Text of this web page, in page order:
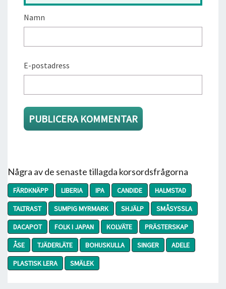
Namn
E-postadress
Några av de senaste tillagda korsordsfrågorna
FÄRDKNÄPP LIBERIA IPA CANDIDE
HALMSTAD
TALTRAST
SUMPIG MYRMARK SHJÄLP
SMÅSYSSLA
DACAPOT
FOLK I JAPAN KOLVÄTE
PRÄSTERSKAP
ÅSE
TJÄDERLÄTE BOHUSKULLA SINGER
ADELE
PLASTISK LERA
SMÄLEK